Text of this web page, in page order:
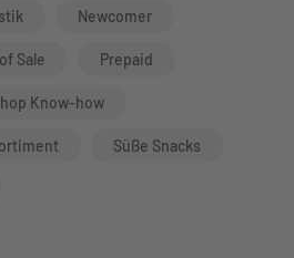
Newcomer
Sale Prepaid
Know-how
Süße Snacks